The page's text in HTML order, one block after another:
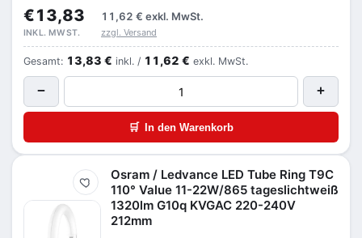
€13,83 11,62 € exkl. MwSt.
INKL. MWST. zzgl. Versand
Gesamt: 13,83 € inkl. / 11,62 € exkl. MwSt.
− +
🛒 In den Warenkorb
Merken
Osram / Ledvance LED Tube Ring T9C
110° Value 11-22W/865 tageslichtweiß
1320lm G10q KVGAC 220-240V
212mm